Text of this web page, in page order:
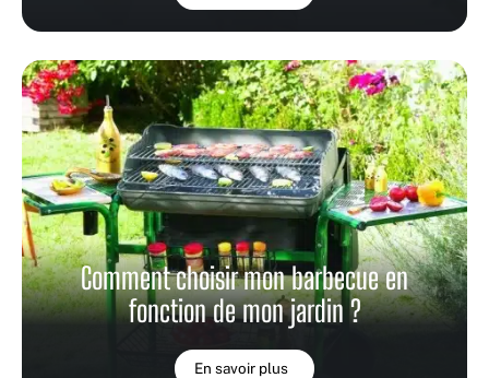
Comment choisir mon barbecue en
fonction de mon jardin ?
En savoir plus